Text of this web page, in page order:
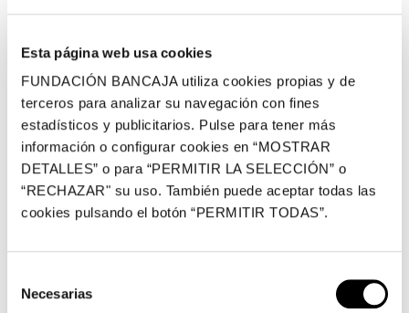
Esta página web usa cookies
FUNDACIÓN BANCAJA utiliza cookies propias y de
terceros para analizar su navegación con fines
estadísticos y publicitarios. Pulse para tener más
información o configurar cookies en “MOSTRAR
DETALLES” o para “PERMITIR LA SELECCIÓN” o
“RECHAZAR" su uso. También puede aceptar todas las
cookies pulsando el botón “PERMITIR TODAS”.
Necesarias
Muestrario. El día 12, la imagen de la Virgen fue trasladada, en
bordado en oro, a la espera de ser coronada. Al día siguiente se
verificó el acto de la Coronación. Realizada la misa pontifical,
comenzó la procesión para llevar la Virgen a la subida del
puente del Real, elegido por ser un lugar amplio donde
congregar a la multitud, donde el arzobispo Reig coronó a la
Virgen. Las fiestas de la Coronación se extendieron hasta el día
Veinte años después, en mayo de 1941, se celebró una segunda
histórico acto en la plaza de la Virgen ante un tapiz de Enrique
Ginesta que representaba la escena de la coronación de la
Virgen por la Santísima Trinidad, rodeada con motivos